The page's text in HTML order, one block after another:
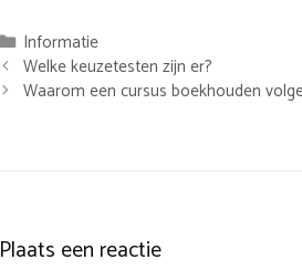
Categorieën
Informatie
Berichtnavigatie
Welke keuzetesten zijn er?
Waarom een cursus boekhouden
Plaats een reactie